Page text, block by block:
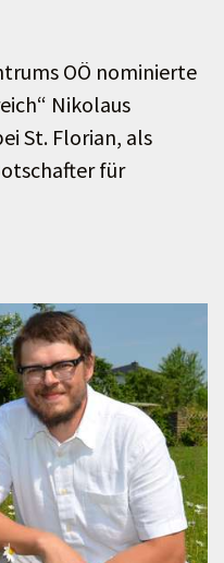
OÖ nominierte
Nikolaus
St. Florian, als
für